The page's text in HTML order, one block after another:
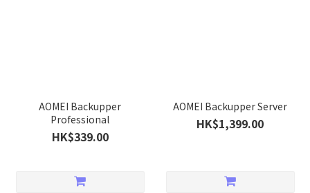
AOMEI Backupper
Professional
HK$339.00
AOMEI Backupper Server
HK$1,399.00